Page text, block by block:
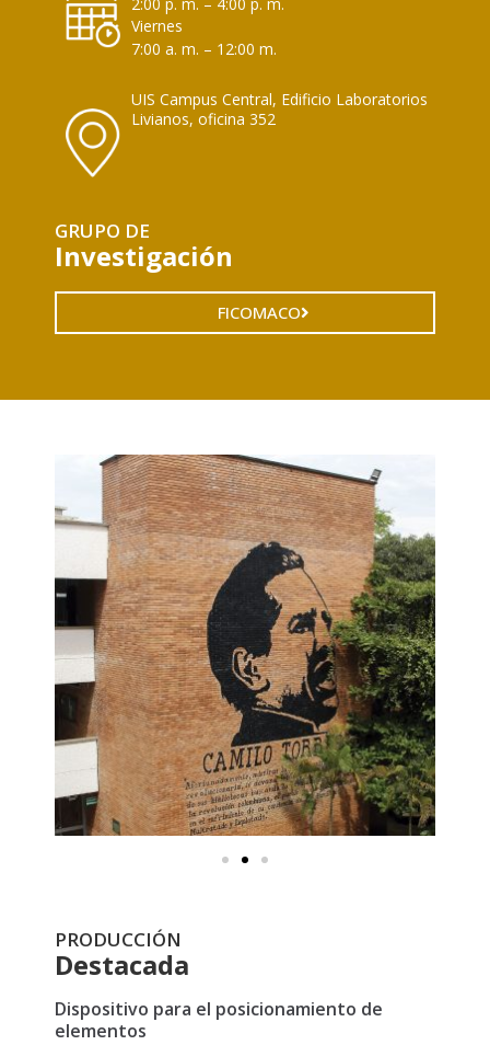
Viernes
7:00 a. m. – 12:00 m.
UIS Campus Central, Edificio Laboratorios
Livianos, oficina 352
GRUPO DE
Investigación
FICOMACO
PRODUCCIÓN
Destacada
Dispositivo para el posicionamiento de
elementos